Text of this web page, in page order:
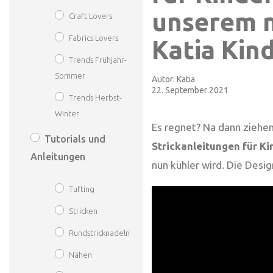
Craft Lovers
Fabrics Lovers
Trends Frühjahr-
Sommer
Trends Herbst-
Winter
Tutorials und
Anleitungen
Tufting
Stricken
Rundstricknadeln
Nähen
unserem
Katia
Autor: Katia
22. September 2021
Es regnet? Na dann
Strickanleitungen für
nun kühler wird. Die